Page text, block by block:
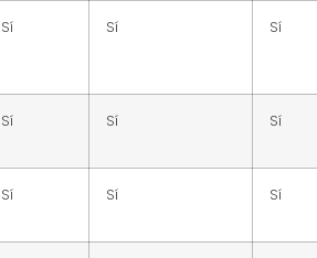
Sí Sí Sí
Sí Sí Sí
Sí Sí Sí